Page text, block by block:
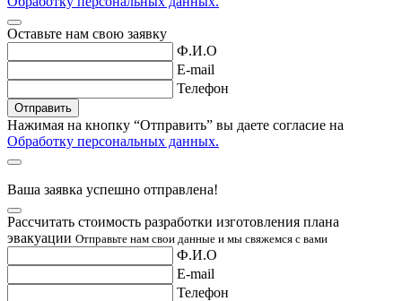
Оставьте нам свою заявку
Ф.И.О
E-mail
Телефон
Нажимая на кнопку “Отправить” вы даете согласие на
Обработку персональных данных.
Ваша заявка успешно отправлена!
Рассчитать стоимость разработки изготовления плана
эвакуации Отправьте нам свои данные и мы свяжемся с вами
Ф.И.О
E-mail
Телефон